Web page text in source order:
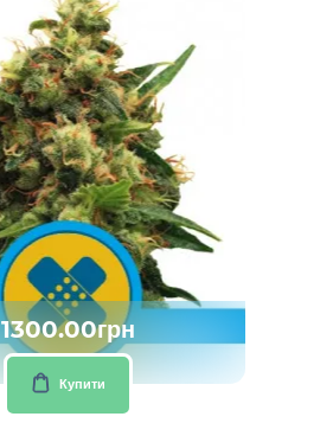
1300.00грн
Купити